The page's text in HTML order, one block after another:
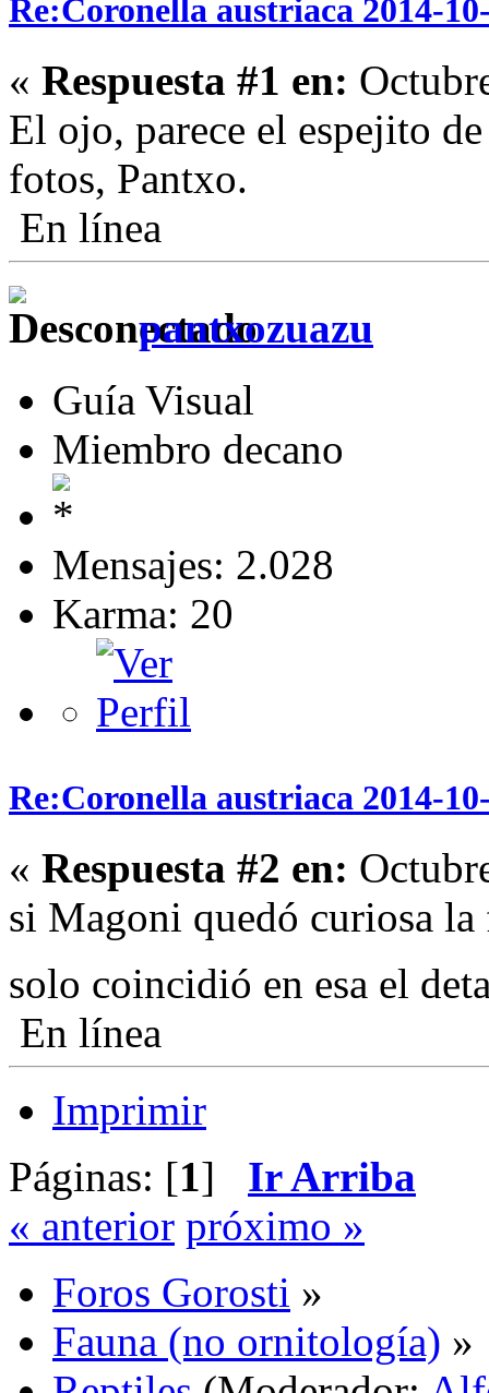
Re:Coronella austriaca 2014-
« Respuesta #1 en:
El ojo, parece el espejito
fotos, Pantxo.
En línea
pantxozuazu
Guía Visual
Miembro decano
Mensajes: 2.028
Karma: 20
Re:Coronella austriaca 2014-
« Respuesta #2 en:
si Magoni quedó curiosa
solo coincidió en esa el
En línea
Imprimir
Páginas: [1] Ir Arriba
« anterior próximo »
Foros Gorosti »
Fauna (no ornitología) »